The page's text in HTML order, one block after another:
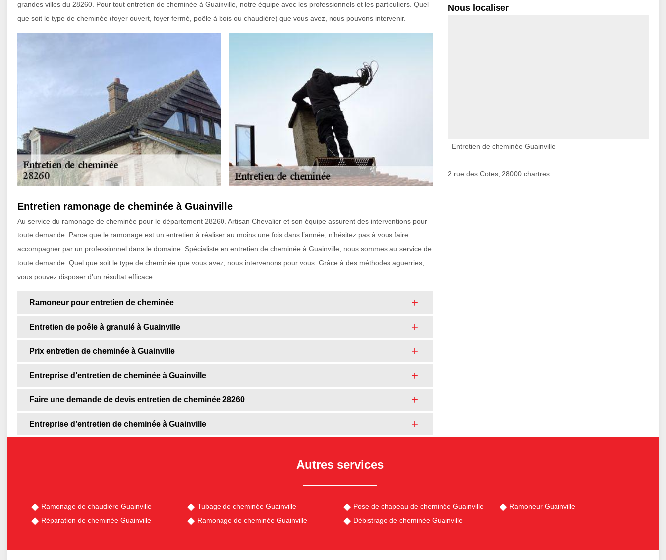
grandes villes du 28260. Pour tout entretien de cheminée à Guainville, notre équipe avec les professionnels et les particuliers. Quel
que soit le type de cheminée (foyer ouvert, foyer fermé, poêle à bois ou chaudière) que vous avez, nous pouvons intervenir.
Entretien ramonage de cheminée à Guainville
Au service du ramonage de cheminée pour le département 28260, Artisan Chevalier et son équipe assurent des interventions pour
toute demande. Parce que le ramonage est un entretien à réaliser au moins une fois dans l’année, n’hésitez pas à vous faire
accompagner par un professionnel dans le domaine. Spécialiste en entretien de cheminée à Guainville, nous sommes au service de
toute demande. Quel que soit le type de cheminée que vous avez, nous intervenons pour vous. Grâce à des méthodes aguerries,
vous pouvez disposer d’un résultat efficace.
Ramoneur pour entretien de cheminée
Entretien de poêle à granulé à Guainville
Prix entretien de cheminée à Guainville
Entreprise d’entretien de cheminée à Guainville
Faire une demande de devis entretien de cheminée 28260
Entreprise d’entretien de cheminée à Guainville
Nous localiser
Entretien de cheminée Guainville
2 rue des Cotes, 28000 chartres
Autres services
Ramonage de chaudière Guainville
Réparation de cheminée Guainville
Tubage de cheminée Guainville
Ramonage de cheminée Guainville
Pose de chapeau de cheminée Guainville
Débistrage de cheminée Guainville
Ramoneur Guainville